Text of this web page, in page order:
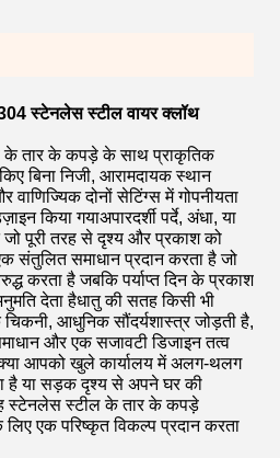
स्टेनलेस स्टील वायर क्लॉथ
के तार के कपड़े के साथ प्राकृतिक
बिना निजी, आरामदायक स्थान
दोनों सेटिंग्स में गोपनीयता
किया गयाअपारदर्शी पर्दे, अंधा, या
जो पूरी तरह से दृश्य और प्रकाश को
संतुलित समाधान प्रदान करता है जो
करता है जबकि पर्याप्त दिन के प्रकाश
देता हैधातु की सतह किसी भी
आधुनिक सौंदर्यशास्त्र जोड़ती है,
और एक सजावटी डिजाइन तत्व
आपको खुले कार्यालय में अलग-थलग
है या सड़क दृश्य से अपने घर की
स्टेनलेस स्टील के तार के कपड़े
लिए एक परिष्कृत विकल्प प्रदान करता